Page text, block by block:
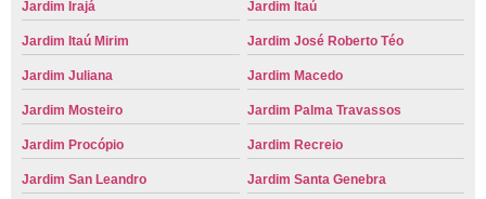
Jardim Irajá Jardim Itaú
Jardim Itaú Mirim Jardim José Roberto Téo
Jardim Juliana Jardim Macedo
Jardim Mosteiro Jardim Palma Travassos
Jardim Procópio Jardim Recreio
Jardim San Leandro Jardim Santa Genebra